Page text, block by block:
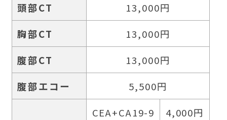
頭部CT
13,000円
胸部CT
13,000円
腹部CT
13,000円
腹部エコー
5,500円
CEA+CA19-9
4,000円